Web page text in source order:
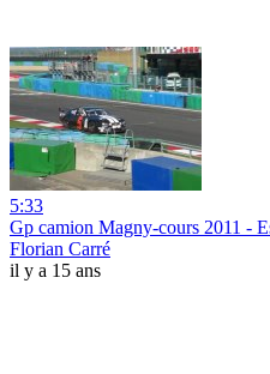
5:33
Gp camion Magny-cours 2011 -
Florian Carré
il y a 15 ans